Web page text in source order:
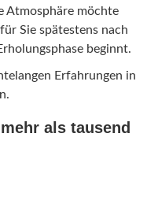
Atmosphäre möchte
Sie spätestens nach
beginnt.
Erfahrungen in
als tausend